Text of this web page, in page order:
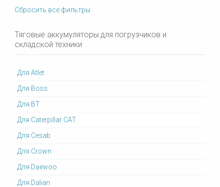
Сбросить все фильтры
Тяговые аккумуляторы для погрузчиков и
складской техники
Для Atlet
Для Boss
Для BT
Для Caterpillar CAT
Для Cesab
Для Crown
Для Daewoo
Для Dalian